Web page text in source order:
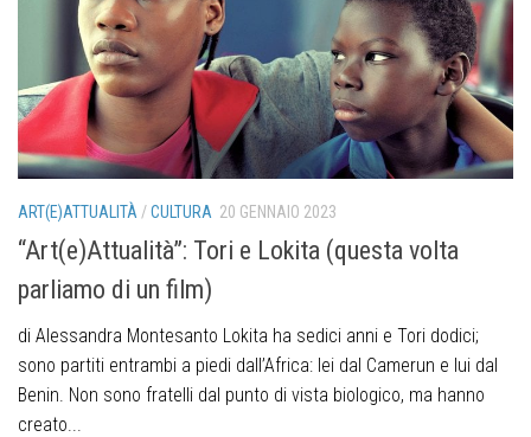
ART(E)ATTUALITÀ /CULTURA 20 GENNAIO 2023
“Art(e)Attualità”: Tori e Lokita (questa volta
parliamo di un film)
di Alessandra Montesanto Lokita ha sedici anni e Tori dodici;
sono partiti entrambi a piedi dall’Africa: lei dal Camerun e lui dal
Benin. Non sono fratelli dal punto di vista biologico, ma hanno
creato...